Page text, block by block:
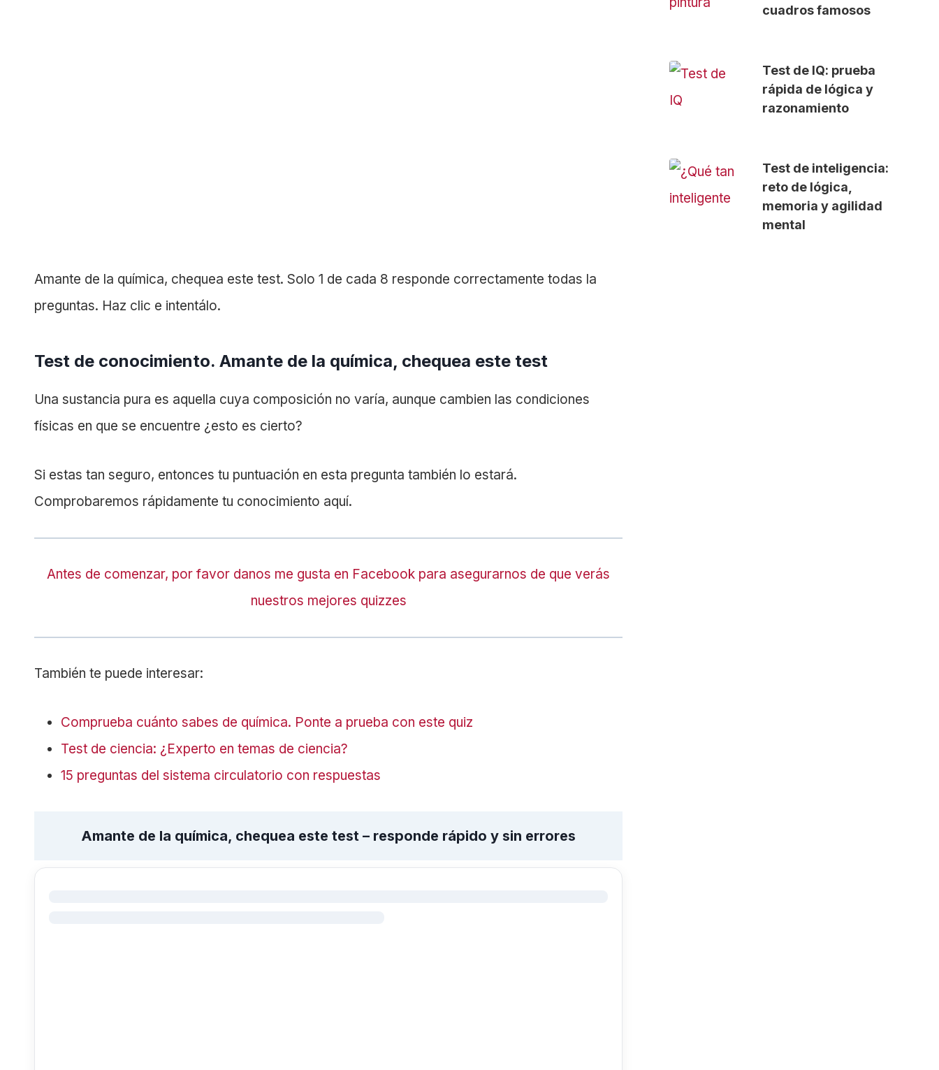
Amante de la química, chequea este test. Solo 1 de cada 8 responde correctamente todas la
preguntas. Haz clic e intentálo.
Test de conocimiento. Amante de la química, chequea este test
Una sustancia pura es aquella cuya composición no varía, aunque cambien las condiciones
físicas en que se encuentre ¿esto es cierto?
Si estas tan seguro, entonces tu puntuación en esta pregunta también lo estará.
Comprobaremos rápidamente tu conocimiento aquí.
Antes de comenzar, por favor danos me gusta en Facebook para asegurarnos de que verás
nuestros mejores quizzes
También te puede interesar:
Comprueba cuánto sabes de química. Ponte a prueba con este quiz
Test de ciencia: ¿Experto en temas de ciencia?
15 preguntas del sistema circulatorio con respuestas
Amante de la química, chequea este test – responde rápido y sin errores
cuadros famosos
Test de IQ: prueba
rápida de lógica y
razonamiento
Test de inteligencia:
reto de lógica,
memoria y agilidad
mental